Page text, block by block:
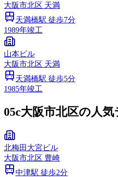
大阪市北区 天満
天満橋駅 徒歩7分
1989年竣工
山本ビル
大阪市北区 天満
天満橋駅 徒歩5分
1985年竣工
05c大阪市北区の人
北梅田大宮ビル
大阪市北区 豊崎
中津駅 徒歩2分